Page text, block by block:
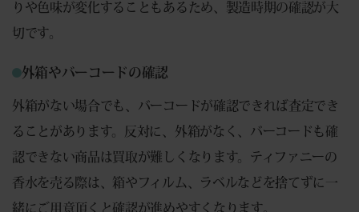
りや色味が変化することもあるため、製造時期の確認が大
切です。
外箱やバーコードの確認
外箱がない場合でも、バーコードが確認できれば査定でき
ることがあります。反対に、外箱がなく、バーコードも確
認できない商品は買取が難しくなります。ティファニーの
香水を売る際は、箱やフィルム、ラベルなどを捨てずに一
緒にご用意頂くと確認が進めやすくなります。